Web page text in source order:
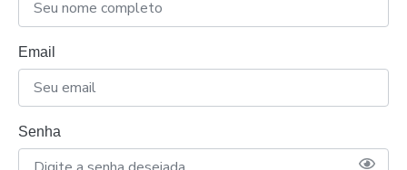
Email
Senha